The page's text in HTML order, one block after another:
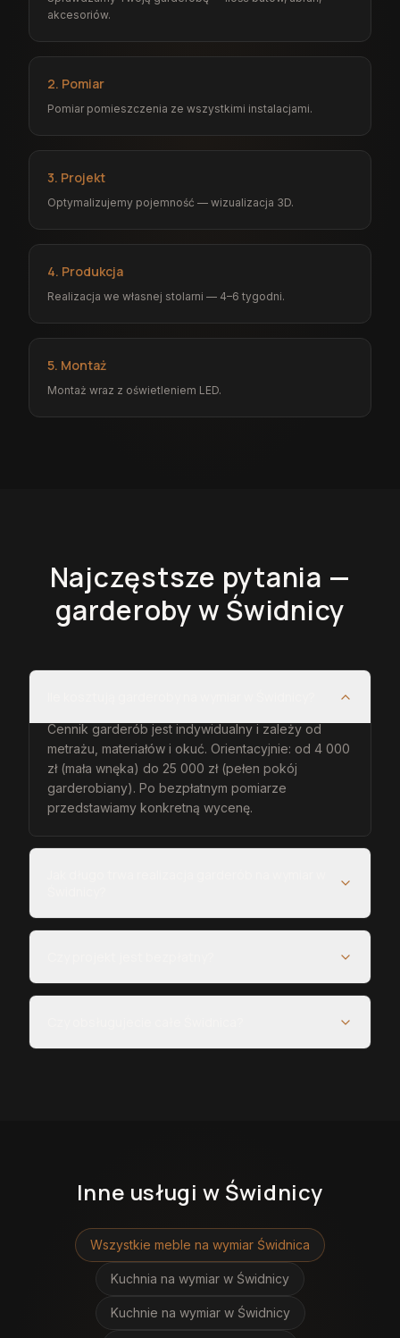
akcesoriów.
2. Pomiar
Pomiar pomieszczenia ze wszystkimi instalacjami.
3. Projekt
Optymalizujemy pojemność — wizualizacja 3D.
4. Produkcja
Realizacja we własnej stolarni — 4–6 tygodni.
5. Montaż
Montaż wraz z oświetleniem LED.
Najczęstsze pytania —
garderobyw Świdnicy
Cennik garderób jest indywidualny i zależy od
metrażu, materiałów i okuć. Orientacyjnie: od 4 000
zł (mała wnęka) do 25 000 zł (pełen pokój
garderobiany). Po bezpłatnym pomiarze
przedstawiamy konkretną wycenę.
Inne usługiw Świdnicy
Wszystkie meble na wymiar Świdnica
Kuchnia na wymiar w Świdnicy
Kuchnie na wymiar w Świdnicy